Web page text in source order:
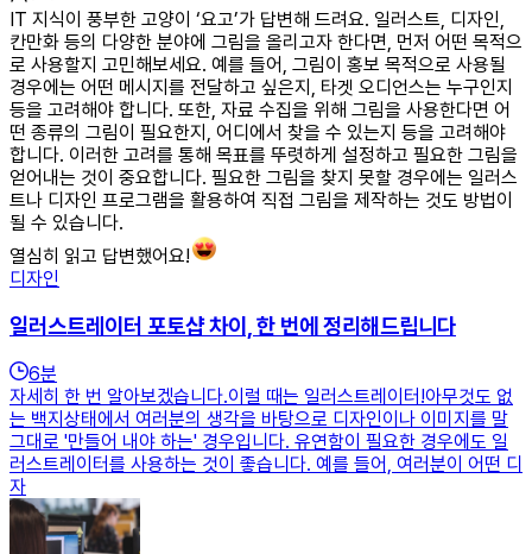
IT 지식이 풍부한 고양이 ‘요고’가 답변해 드려요. 일러스트, 디자인,
칸만화 등의 다양한 분야에 그림을 올리고자 한다면, 먼저 어떤 목적으
로 사용할지 고민해보세요. 예를 들어, 그림이 홍보 목적으로 사용될
경우에는 어떤 메시지를 전달하고 싶은지, 타겟 오디언스는 누구인지
등을 고려해야 합니다. 또한, 자료 수집을 위해 그림을 사용한다면 어
떤 종류의 그림이 필요한지, 어디에서 찾을 수 있는지 등을 고려해야
합니다. 이러한 고려를 통해 목표를 뚜렷하게 설정하고 필요한 그림을
얻어내는 것이 중요합니다. 필요한 그림을 찾지 못할 경우에는 일러스
트나 디자인 프로그램을 활용하여 직접 그림을 제작하는 것도 방법이
될 수 있습니다.
열심히 읽고 답변했어요!
디자인
일러스트레이터 포토샵 차이, 한 번에 정리해드립니다
6분
자세히 한 번 알아보겠습니다.​이럴 때는 일러스트레이터!아무것도 없
는 백지상태에서 여러분의 생각을 바탕으로 디자인이나 이미지를 말
그대로 '만들어 내야 하는' 경우입니다. 유연함이 필요한 경우에도 일
러스트레이터를 사용하는 것이 좋습니다. 예를 들어, 여러분이 어떤 디
자